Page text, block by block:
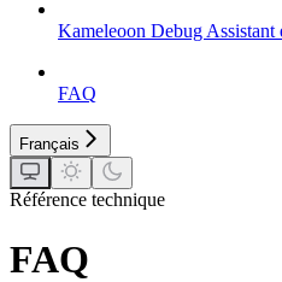
Kameleoon Debug Assistant
FAQ
Français
Référence technique
FAQ